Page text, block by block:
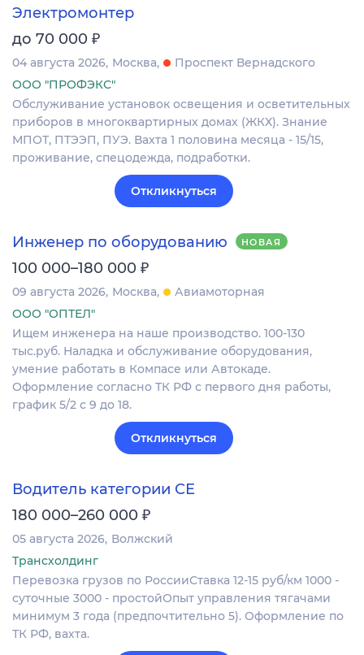
Электромонтер
до 70 000 ₽
04 августа 2026 Москва
Проспект Вернадского
ООО "ПРОФЭКС"
Обслуживание установок освещения и осветительных
приборов в многоквартирных домах (ЖКХ). Знание
МПОТ, ПТЭЭП, ПУЭ. Вахта 1 половина месяца - 15/15,
проживание, спецодежда, подработки.
Откликнуться
Инженер по оборудованию НОВАЯ
100 000–180 000 ₽
09 августа 2026 Москва
Авиамоторная
ООО "ОПТЕЛ"
Ищем инженера на наше производство. 100-130
тыс.руб. Наладка и обслуживание оборудования,
умение работать в Компасе или Автокаде.
Оформление согласно ТК РФ с первого дня работы,
график 5/2 с 9 до 18.
Откликнуться
Водитель категории СЕ
180 000–260 000 ₽
05 августа 2026 Волжский
Трансхолдинг
Перевозка грузов по РоссииСтавка 12-15 руб/км 1000 -
суточные 3000 - простойОпыт управления тягачами
минимум 3 года (предпочтительно 5). Оформление по
ТК РФ, вахта.